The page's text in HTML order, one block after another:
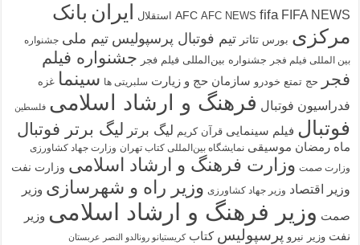
AFC AFC NEWS fifa FIFA NEWS استقلال ایران بانک
مرکزی بورس تئاتر تیم فوتبال پرسپولیس تیم ملی جشنواره
بین المللی فیلم فجر جشنواره بین‌المللی فیلم فجر جشنواره فیلم
فجر
حج تمتع خودرو سازمان حج و زیارت سلبریتی ها سینما غزه
فدراسیون فوتبال فرهنگ و ارشاد اسلامی فلسطین
فوتبال فیلم سینمایی قرآن کریم لیگ برتر لیگ برتر فوتبال
ماه رمضان موسیقی نمایشگاه بین‌المللی کتاب تهران وزارت جهاد کشاورزی
وزارت صمت وزارت فرهنگ و ارشاد اسلامی وزارت نفت
وزیر اقتصاد وزیر جهاد کشاورزی وزیر راه و شهرسازی وزیر
صمت وزیر فرهنگ و ارشاد اسلامی وزیر
نفت وزیر نیرو پرسپولیس کتاب کریستیانو رونالدو النصر عربستان